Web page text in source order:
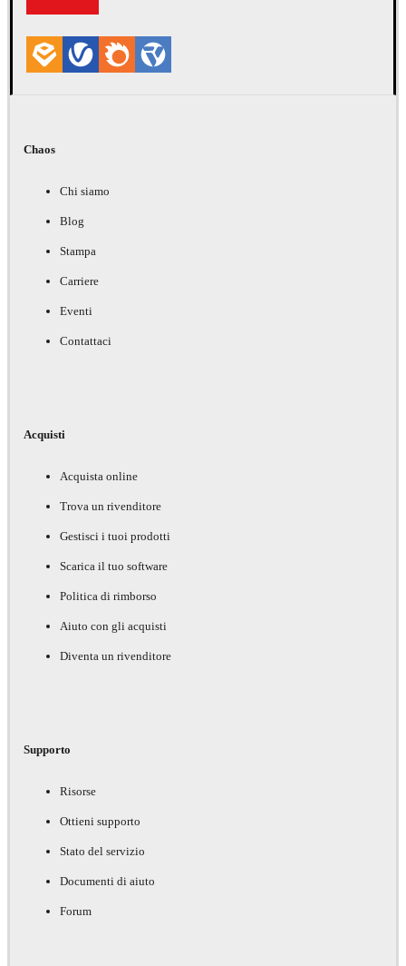
Chaos
Chi siamo
Blog
Stampa
Carriere
Eventi
Contattaci
Acquisti
Acquista online
Trova un rivenditore
Gestisci i tuoi prodotti
Scarica il tuo software
Politica di rimborso
Aiuto con gli acquisti
Diventa un rivenditore
Supporto
Risorse
Ottieni supporto
Stato del servizio
Documenti di aiuto
Forum